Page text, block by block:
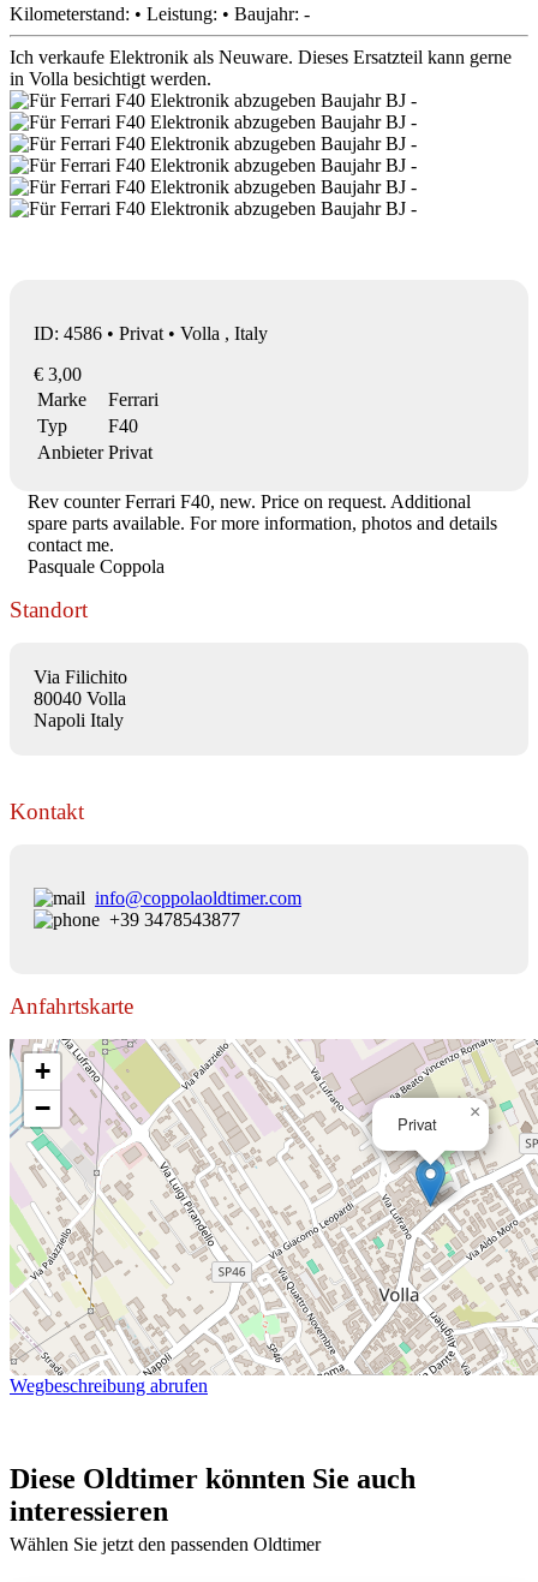
Kilometerstand: • Leistung: • Baujahr: -
Ich verkaufe Elektronik als Neuware. Dieses Ersatzteil kann gerne
in Volla besichtigt werden.
ID: 4586 • Privat • Volla , Italy
€ 3,00
Marke
Ferrari
Typ
F40
Anbieter Privat
Rev counter Ferrari F40, new. Price on request. Additional
spare parts available. For more information, photos and details
contact me.
Pasquale Coppola
Standort
Via Filichito
80040 Volla
Napoli Italy
Kontakt
info@coppolaoldtimer.com
+39 3478543877
Anfahrtskarte
Privat
×
+
−
Wegbeschreibung abrufen
Diese Oldtimer könnten Sie auch
interessieren
Wählen Sie jetzt den passenden Oldtimer